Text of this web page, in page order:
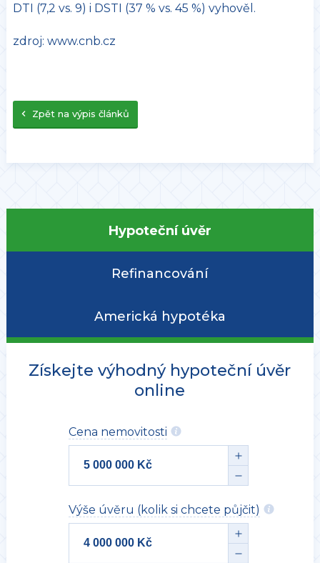
DTI (7,2 vs. 9) i DSTI (37 % vs. 45 %) vyhověl.
zdroj: www.cnb.cz
Zpět na výpis článků
Hypoteční úvěr
Refinancování
Americká hypotéka
Získejte výhodný hypoteční úvěr
online
Cena nemovitosti
Výše úvěru (kolik si chcete půjčit)